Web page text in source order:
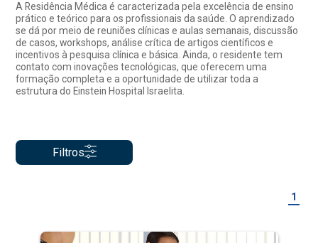
A Residência Médica é caracterizada pela excelência de ensino
prático e teórico para os profissionais da saúde. O aprendizado
se dá por meio de reuniões clínicas e aulas semanais, discussão
de casos, workshops, análise crítica de artigos científicos e
incentivos à pesquisa clínica e básica. Ainda, o residente tem
contato com inovações tecnológicas, que oferecem uma
formação completa e a oportunidade de utilizar toda a
estrutura do Einstein Hospital Israelita.
Filtros
1